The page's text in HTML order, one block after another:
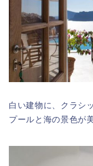
白い建物に、クラシ
プールと海の景色が